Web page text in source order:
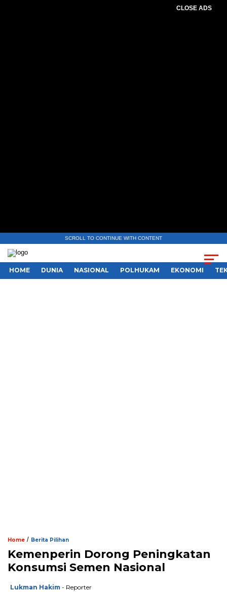
CLOSE ADS
SCROLL TO CONTINUE WITH CONTENT
HOME DUNIA NASIONAL POLHUKAM EKONOMI
Home / Berita Pilihan
Kemenperin Dorong Peningkatan
Konsumsi Semen Nasional
Lukman Hakim - Reporter